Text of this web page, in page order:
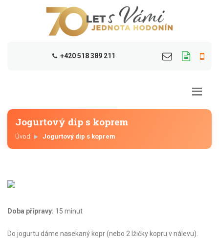
+420 518 389 211
Jogurtový dip s koprem
Úvod Jogurtový dip s koprem
Doba přípravy: 15 minut
Do jogurtu dáme nasekaný kopr (nebo 2 lžičky kopru v nálevu).